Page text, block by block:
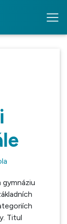
gymnáziu
Titul